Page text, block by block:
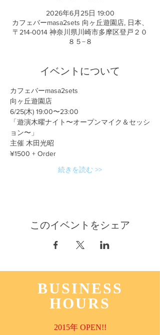
2026年6月25日 19:00
カフェバーmasa2sets 向ヶ丘遊園店, 日本、
〒214-0014 神奈川県川崎市多摩区登戸２０
８５−８
イベントについて
カフェバーmasa2sets
向ヶ丘遊園店
6/25(木) 19:00〜23:00
「遊演木曜ナイト〜オープンマイク＆セッシ
ョン〜」
主催 木田光昭
¥1500 + Order
続きを読む >>
このイベントをシェア
BUSINESS
HOURS
2015年 OPEN!!